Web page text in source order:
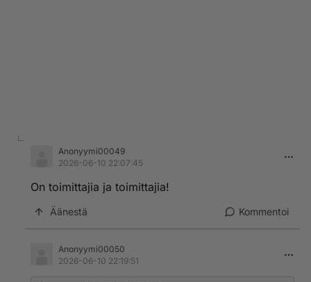
Anonyymi00049
2026-06-10 22:07:45
On toimittajia ja toimittajia!
Äänestä Kommentoi
Anonyymi00050
2026-06-10 22:19:51